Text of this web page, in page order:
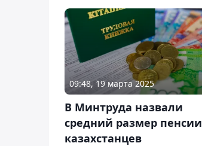
09:48, 19 марта 2025
В Минтруда назвали
средний размер пенсии
казахстанцев